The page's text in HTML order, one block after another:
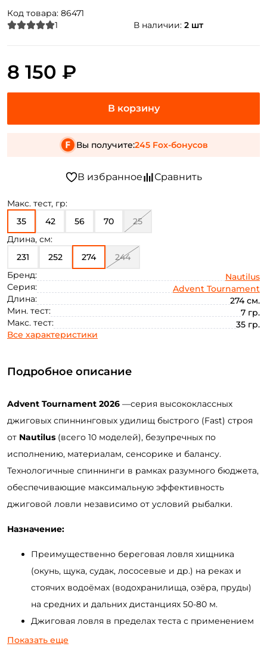
Код товара: 86471
1
В наличии: 2 шт
Макс. тест, гр:
35
42 56 70
25
Длина, см:
231
252 274
244
Бренд:
Nautilus
Серия:
Advent Tournament
Длина:
274 см.
Мин. тест:
7 гр.
Макс. тест:
35 гр.
Все характеристики
8 150 ₽
Вы получите:245 Fox-бонусов
Подробное описание
Advent Tournament 2026 —серия высококлассных
джиговых спиннинговых удилищ быстрого (Fast) строя
от Nautilus (всего 10 моделей), безупречных по
исполнению, материалам, сенсорике и балансу.
Технологичные спиннинги в рамках разумного бюджета,
обеспечивающие максимальную эффективность
джиговой ловли независимо от условий рыбалки.
Назначение:
Преимущественно береговая ловля хищника
(окунь, щука, судак, лососевые и др.) на реках и
стоячих водоёмах (водохранилища, озёра, пруды)
на средних и дальних дистанциях 50-80 м.
Джиговая ловля в пределах теста с применением
различных приманок до 6-7 дюймов (силиконовые
Показать еще